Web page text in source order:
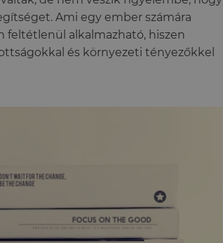
Ami egy ember számára
feltétlenül alkalmazható, hiszen
és környezeti tényezőkkel